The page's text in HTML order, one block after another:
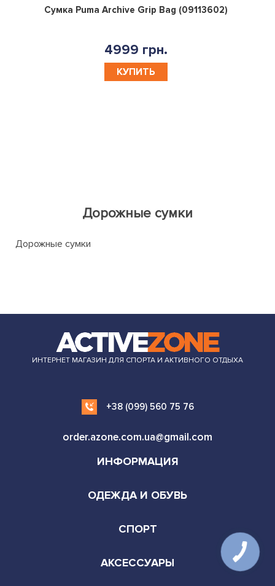
0
Сумка Puma Archive Grip Bag (09113602)
4999 грн.
КУПИТЬ
Дорожные сумки
Дорожные сумки
ИНТЕРНЕТ МАГАЗИН ДЛЯ СПОРТА И АКТИВНОГО ОТДЫХА
+38 (099) 560 75 76
order.azone.com.ua@gmail.com
ИНФОРМАЦИЯ
ОДЕЖДА И ОБУВЬ
СПОРТ
АКСЕССУАРЫ